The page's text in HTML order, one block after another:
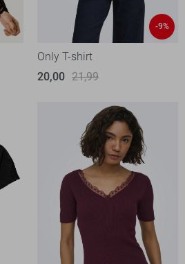
-9%
Only T-shirt
20,00 21,99